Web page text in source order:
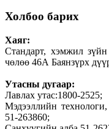
Холбоо барих
Хаяг:
Стандарт, хэмжил
чөлөө 46А Баянзүрх
Утасны дугаар:
Лавлах утас:1800-2525;
Мэдээллийн
51-263860;